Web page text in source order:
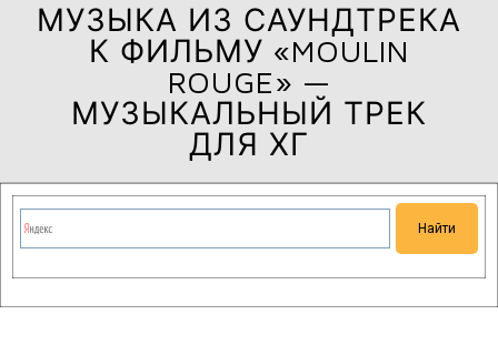
МУЗЫКА ИЗ САУНДТРЕКА
К ФИЛЬМУ «MOULIN
ROUGE» —
МУЗЫКАЛЬНЫЙ ТРЕК
ДЛЯ ХГ